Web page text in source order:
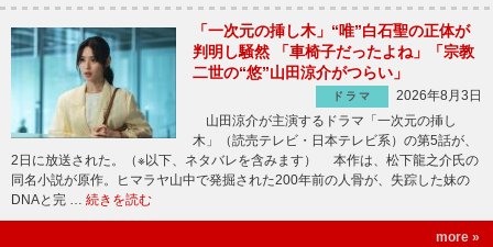
「一次元の挿し木」“唯”白石聖の正体が
判明し騒然 「車椅子だったよね」「宗教
二世の“悠”山田涼介がつらい」
ドラマ
2026年8月3日
山田涼介が主演するドラマ「一次元の挿し
木」（読売テレビ・日本テレビ系）の第5話が、
2日に放送された。（※以下、ネタバレを含みます） 本作は、松下龍之介氏の
同名小説が原作。ヒマラヤ山中で発掘された200年前の人骨が、失踪した妹の
DNAと完 … 続きを読む
more »